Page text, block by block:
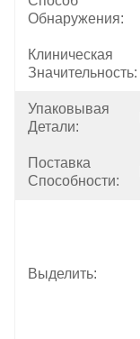
Обнаружения:
Клиническая
Значительность:
Упаковывая
Детали:
Поставка
Способности:
Выделить: